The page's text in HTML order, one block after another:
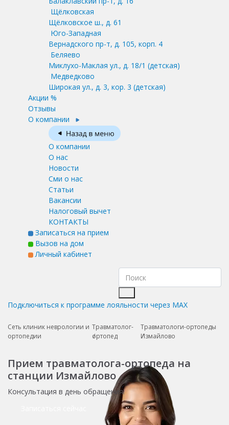
Щёлковская
Щёлковское ш., д. 61
Юго-Западная
Вернадского пр-т, д. 105, корп. 4
Беляево
Миклухо-Маклая ул., д. 18/1 (детская)
Медведково
Широкая ул., д. 3, кор. 3 (детская)
Акции %
Отзывы
О компании
О компании
О нас
Новости
Сми о нас
Статьи
Вакансии
Налоговый вычет
КОНТАКТЫ
Записаться на прием
Вызов на дом
Личный кабинет
Подключиться к программе лояльности через MAX
Сеть клиник неврологии и
ортопедии
Травматолог-
ортопед
Травматологи-ортопеды
Измайлово
Прием травматолога-ортопеда на
станции Измайлово
Консультация в день обращения!